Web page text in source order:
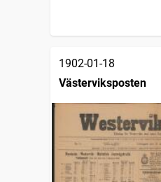
1902-01-18
Västerviksposten